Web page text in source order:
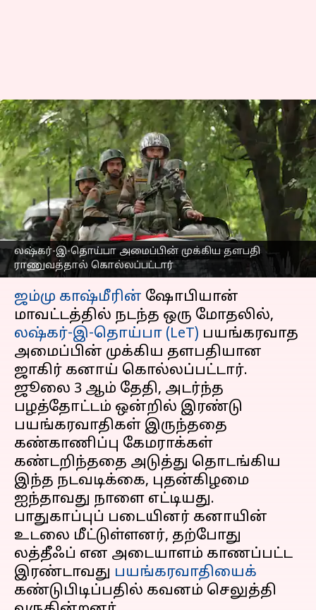
லஷ்கர்-இ-தொய்பா அமைப்பின் முக்கிய தளபதி
ராணுவத்தால் கொல்லப்பட்டார்
லஷ்கர்-இ-தொய்பா
அமைப்பின் முக்கிய
தளபதி ஜாகிர் கனாய்
இந்தியா ராணுவத்தால்
கொல்லப்பட்டார்
எழுதியவர் Venkatalakshmi V Jul 08, 2026 11:06 am
செய்தி முன்னோட்டம்
ஜம்மு காஷ்மீரின் ஷோபியான்
மாவட்டத்தில் நடந்த ஒரு மோதலில்,
லஷ்கர்-இ-தொய்பா (LeT) பயங்கரவாத
அமைப்பின் முக்கிய தளபதியான
ஜாகிர் கனாய் கொல்லப்பட்டார்.
ஜூலை 3 ஆம் தேதி, அடர்ந்த
பழத்தோட்டம் ஒன்றில் இரண்டு
பயங்கரவாதிகள் இருந்ததை
கண்காணிப்பு கேமராக்கள்
கண்டறிந்ததை அடுத்து தொடங்கிய
இந்த நடவடிக்கை, புதன்கிழமை
ஐந்தாவது நாளை எட்டியது.
பாதுகாப்புப் படையினர் கனாயின்
உடலை மீட்டுள்ளனர், தற்போது
லத்தீஃப் என அடையாளம் காணப்பட்ட
இரண்டாவது பயங்கரவாதியைக்
கண்டுபிடிப்பதில் கவனம் செலுத்தி